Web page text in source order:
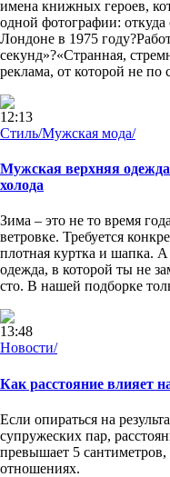
имена книжных героев,
одной фотографии: откуда
Лондоне в 1975
секунд»?«Странная,
реклама, от которой не по
12:13
Стиль/Мужская мода/
Мужская верхняя
холода
Зима – это не то время
ветровке. Требуется
плотная куртка и шапка.
одежда, в которой ты не
сто. В нашей подборке
13:48
Новости/
Как расстояние влияет
Если опираться на
супружеских пар,
превышает 5
отношениях.